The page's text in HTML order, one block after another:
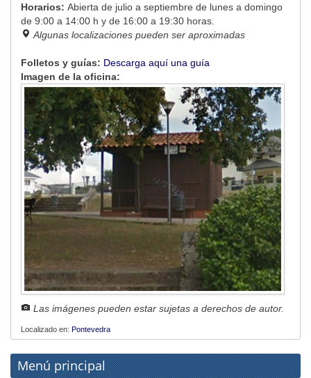
Horarios: Abierta de julio a septiembre de lunes a domingo
de 9:00 a 14:00 h y de 16:00 a 19:30 horas.
Algunas localizaciones pueden ser aproximadas
Folletos y guías: Descarga aquí una guía
Imagen de la oficina:
Las imágenes pueden estar sujetas a derechos de autor.
Localizado en: Pontevedra
Menú principal